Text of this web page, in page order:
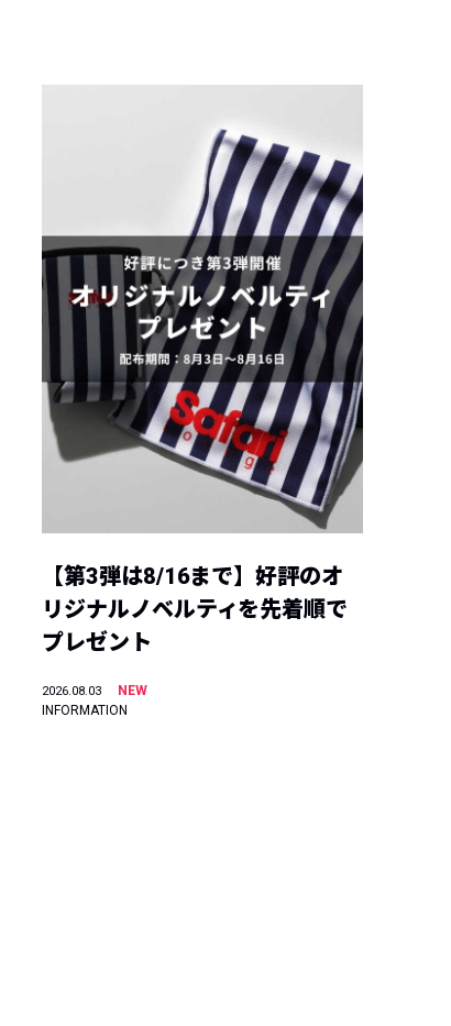
【第3弾は8/16まで】好評のオ
リジナルノベルティを先着順で
プレゼント
2026.08.03
NEW
INFORMATION